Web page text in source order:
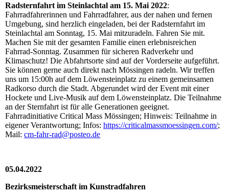
Radsternfahrt im Steinlachtal am 15. Mai 2022:
Fahrradfahrerinnen und Fahrradfahrer, aus der nahen und fernen
Umgebung, sind herzlich eingeladen, bei der Radsternfahrt im
Steinlachtal am Sonntag, 15. Mai mitzuradeln. Fahren Sie mit.
Machen Sie mit der gesamten Familie einen erlebnisreichen
Fahrrad-Sonntag. Zusammen für sicheren Radverkehr und
Klimaschutz! Die Abfahrtsorte sind auf der Vorderseite aufgeführt.
Sie können gerne auch direkt nach Mössingen radeln. Wir treffen
uns um 15:00h auf dem Löwensteinplatz zu einem gemeinsamen
Radkorso durch die Stadt. Abgerundet wird der Event mit einer
Hockete und Live-Musik auf dem Löwensteinplatz. Die Teilnahme
an der Sternfahrt ist für alle Generationen geeignet.
Fahrradinitiative Critical Mass Mössingen; Hinweis: Teilnahme in
eigener Verantwortung; Infos: https://criticalmassmoessingen.com/;
Mail: cm-fahr-rad@posteo.de
05.04.2022
Bezirksmeisterschaft im Kunstradfahren